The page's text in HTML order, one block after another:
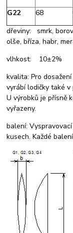
G22
68
dřeviny: smrk,
olše, bříza, habr,
vlhkost: 10±2%
kvalita: Pro
vyrábí lodičky také
U výrobků je přísně
vyřazeny.
balení:
kusech. Každé